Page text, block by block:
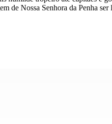
de Nossa Senhora da Penha